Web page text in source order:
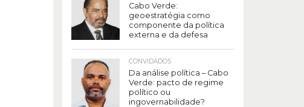
Cabo Verde:
geoestratégia como
componente da política
externa e da defesa
CONVIDADOS
Da análise política – Cabo
Verde: pacto de regime
político ou
ingovernabilidade?